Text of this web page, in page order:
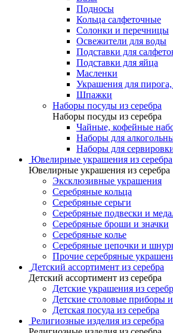
Подносы
Кольца салфеточные
Солонки и перечницы
Освежители для воды
Подставки для
Подставки для яйца
Масленки
Украшения для пирога,
Шпажки
Наборы посуды из серебра
Наборы посуды из серебра
Чайные, кофейные
Наборы для
Наборы для
Ювелирные украшения из серебра
Ювелирные украшения из серебра
Эксклюзивные украшения
Серебряные кольца
Серебряные серьги
Серебряные подвески и
Серебряные броши и значки
Серебряные колье
Серебряные цепочки и
Прочие серебряные
Детский ассортимент из серебра
Детский ассортимент из серебра
Детские украшения из
Детские столовые приборы
Детская посуда из серебра
Религиозные изделия из серебра